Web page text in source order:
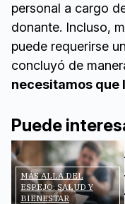
personal a cargo
donante. Incluso,
puede requerirse
concluyó de
necesitamos que
Puede
MÁS ALLÁ DEL
ESPEJO: SALUD Y
BIENESTAR